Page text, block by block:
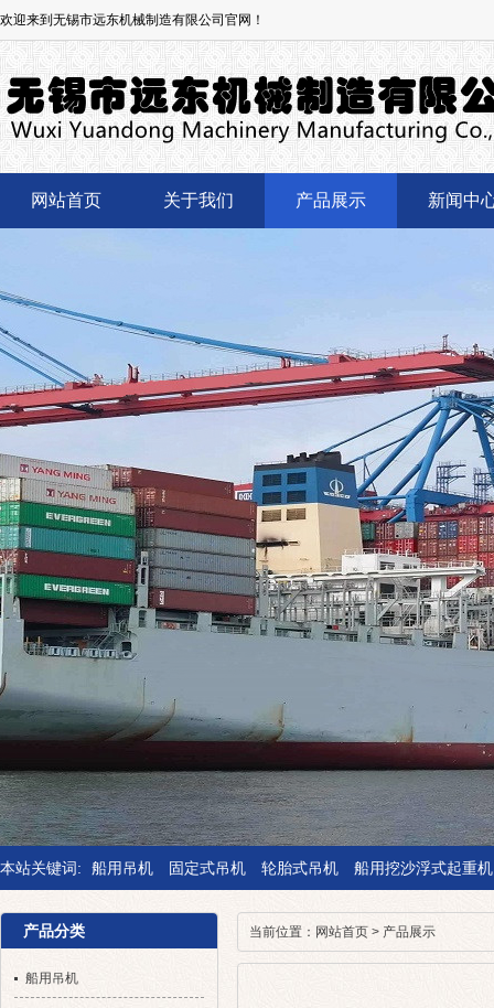
欢迎来到无锡市远东机械制造有限公司官网！
网站首页 关于我们 产品展示 新闻中
本站关键词: 船用吊机 固定式吊机 轮胎式吊机 船用挖沙浮式起重机
当前位置： 网站首页 > 产品展示
产品分类
船用吊机